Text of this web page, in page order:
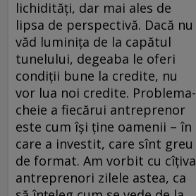
lichidități, dar mai ales de
lipsa de perspectivă. Dacă nu
văd luminița de la capătul
tunelului, degeaba le oferi
condiții bune la credite, nu
vor lua noi credite. Problema-
cheie a fiecărui antreprenor
este cum își ține oamenii – în
care a investit, care sînt greu
de format. Am vorbit cu cîțiva
antreprenori zilele astea, ca